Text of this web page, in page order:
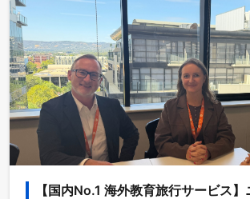
【国内No.1 海外教育旅行サービス